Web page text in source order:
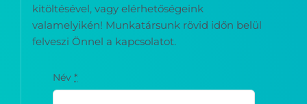
Vegye fel velünk a kapcsolatot az űrlap
kitöltésével, vagy elérhetőségeink
valamelyikén! Munkatársunk rövid időn belül
Név